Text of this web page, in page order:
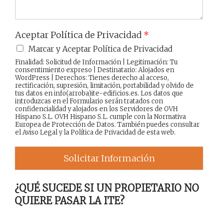
Aceptar Política de Privacidad *
Marcar y Aceptar Política de Privacidad
Finalidad: Solicitud de Información | Legitimación: Tu
consentimiento expreso | Destinatario: Alojados en
WordPress | Derechos: Tienes derecho al acceso,
rectificación, supresión, limitación, portabilidad y olvido de
tus datos en info(arroba)ite-edificios.es. Los datos que
introduzcas en el Formulario serán tratados con
confidencialidad y alojados en los Servidores de OVH
Hispano S.L. OVH Hispano S.L. cumple con la Normativa
Europea de Protección de Datos. También puedes consultar
elAviso Legaly laPolítica de Privacidadde esta web.
Solicitar Información
¿QUÉ SUCEDE SI UN PROPIETARIO NO
QUIERE PASAR LA ITE?